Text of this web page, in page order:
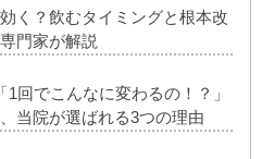
く？飲むタイミングと根本改
門家が解説
1回でこんなに変わるの！？」
当院が選ばれる3つの理由